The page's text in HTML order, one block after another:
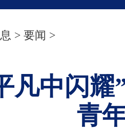
> 要闻 >
凡中闪
青